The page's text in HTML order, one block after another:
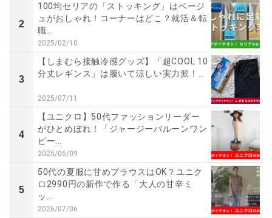
2
100均セリアの「ストッキング」はベージ
ュがおしゃれ！コーナーはどこ？就活＆転
職...
2025/02/10
3
【しまむら接触冷感グッズ】「超COOL 10
分丈レギンス」は履いて涼しい実力派！...
2025/07/11
4
【ユニクロ】50代ファッションリーダー
がひとめぼれ！「ジャージーバルーンワン
ピー...
2025/06/09
5
50代の夏服に甘めブラウスはOK？ユニク
ロ2990円の新作で作る「大人の甘辛ミ
ッ...
2026/07/06